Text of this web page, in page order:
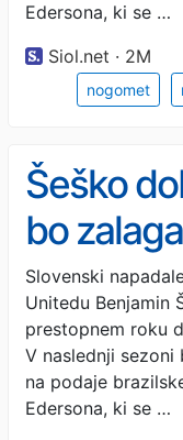
Edersona, ki se …
Siol.net · 2M
nogomet
Šeško
bo
Slovenski
Unitedu Benjamin
prestopnem roku
V naslednji
na podaje
Edersona, ki se …